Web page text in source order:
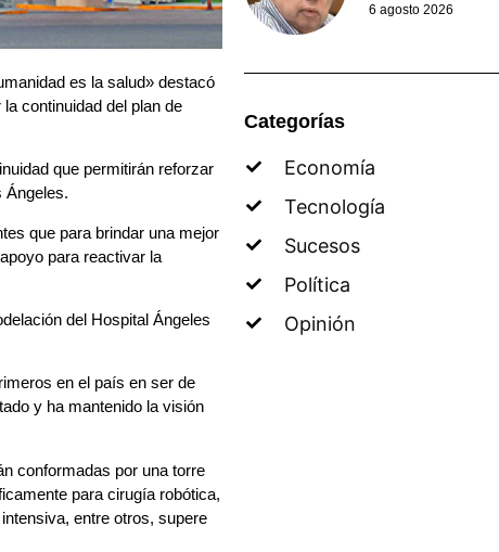
es la salud» destacó
continuidad del plan de
que permitirán reforzar
Ángeles.
que para brindar una mejor
para reactivar la
del Hospital Ángeles
en el país en ser de
y ha mantenido la visión
conformadas por una torre
para cirugía robótica,
entre otros, supere
6 agosto 2026
Categorías
Economía
Tecnología
Sucesos
Política
Opinión